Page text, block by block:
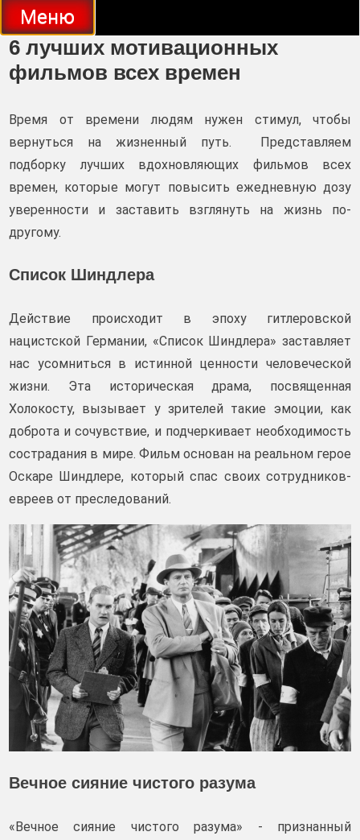
Меню
6 лучших мотивационных
фильмов всех времен
Время от времени людям нужен стимул, чтобы
вернуться на жизненный путь. Представляем
подборку лучших вдохновляющих фильмов всех
времен, которые могут повысить ежедневную дозу
уверенности и заставить взглянуть на жизнь по-
другому.
Список Шиндлера
Действие происходит в эпоху гитлеровской
нацистской Германии, «Список Шиндлера» заставляет
нас усомниться в истинной ценности человеческой
жизни. Эта историческая драма, посвященная
Холокосту, вызывает у зрителей такие эмоции, как
доброта и сочувствие, и подчеркивает необходимость
сострадания в мире. Фильм основан на реальном герое
Оскаре Шиндлере, который спас своих сотрудников-
евреев от преследований.
Вечное сияние чистого разума
«Вечное сияние чистого разума» - признанный